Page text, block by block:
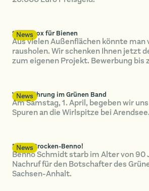
News
SUNK-Box für Bienen
Aus vielen Außenflächen könnte man
rausholen. Wir schenken Ihnen jetzt
zum eigenen Projekt. Bewerbung bis
News
Wolfsführung im Grünen Band
Am Samstag, 1. April, begeben wir
Spuren an die Wirlspitze bei
News
Danke Brocken-Benno!
Benno Schmidt starb im Alter von 90
Nachruf für den Botschafter des
Sachsen-Anhalt.